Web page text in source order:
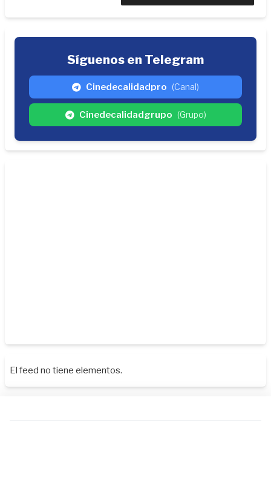
Síguenos en Telegram
Cinedecalidadpro (Canal)
Cinedecalidadgrupo (Grupo)
El feed no tiene elementos.